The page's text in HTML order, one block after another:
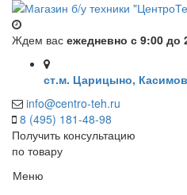
Ждем вас ежедневно с 9:00 до
ст.м. Царицыно,
info@centro-teh.ru
8 (495) 181-48-98
Получить консультацию
по товару
Меню